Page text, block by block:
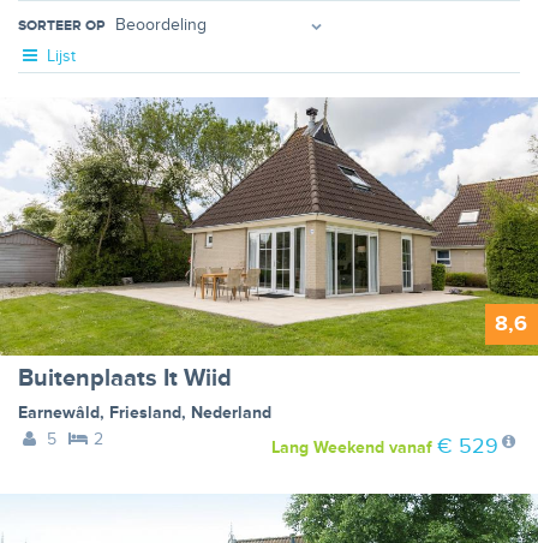
SORTEER OP
Lijst
8,6
Buitenplaats It Wiid
Earnewâld, Friesland, Nederland
5
2 Lang Weekendvanaf € 529